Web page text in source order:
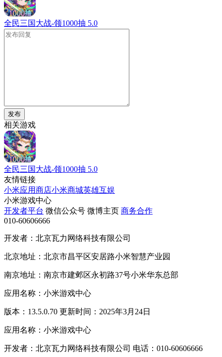
全民三国大战-领1000抽 5.0
发布
相关游戏
全民三国大战-领1000抽 5.0
友情链接
小米应用商店小米商城英雄互娱
小米游戏中心
开发者平台 微信公众号 微博主页 商务合作
010-60606666
开发者：北京瓦力网络科技有限公司
北京地址：北京市昌平区安居路小米智慧产业园
南京地址：南京市建邺区永初路37号小米华东总部
应用名称：小米游戏中心
版本：13.5.0.70 更新时间：2025年3月24日
应用名称：小米游戏中心
开发者：北京瓦力网络科技有限公司 电话：010-60606666